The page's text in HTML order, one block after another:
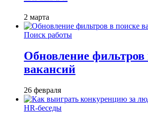
2 марта
Поиск работы
Обновление фильтров
вакансий
26 февраля
HR-беседы